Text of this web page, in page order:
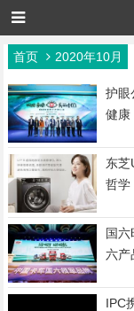
首页 2020年10月
护眼
健康
东芝
哲学
国
六产
IPC